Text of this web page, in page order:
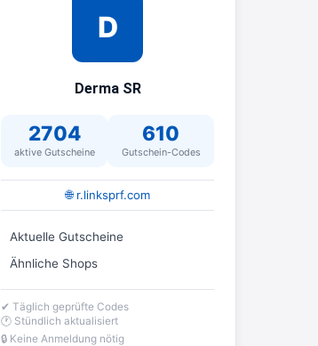
D
Derma SR
2704
aktive Gutscheine
610
Gutschein-Codes
🌐 r.linksprf.com
Aktuelle Gutscheine
Ähnliche Shops
✔ Täglich geprüfte Codes
🕐 Stündlich aktualisiert
🔒 Keine Anmeldung nötig